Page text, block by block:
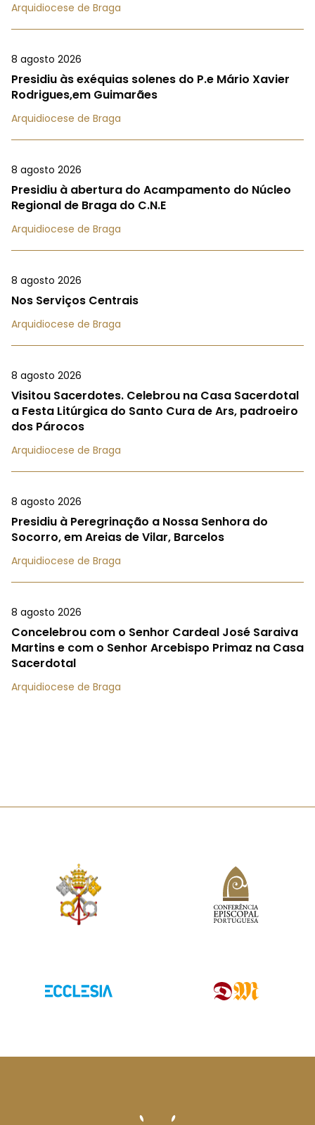
Arquidiocese de Braga
8 agosto 2026
Presidiu às exéquias solenes do P.e Mário Xavier
Rodrigues,em Guimarães
Arquidiocese de Braga
8 agosto 2026
Presidiu à abertura do Acampamento do Núcleo
Regional de Braga do C.N.E
Arquidiocese de Braga
8 agosto 2026
Nos Serviços Centrais
Arquidiocese de Braga
8 agosto 2026
Visitou Sacerdotes. Celebrou na Casa Sacerdotal
a Festa Litúrgica do Santo Cura de Ars, padroeiro
dos Párocos
Arquidiocese de Braga
8 agosto 2026
Presidiu à Peregrinação a Nossa Senhora do
Socorro, em Areias de Vilar, Barcelos
Arquidiocese de Braga
8 agosto 2026
Concelebrou com o Senhor Cardeal José Saraiva
Martins e com o Senhor Arcebispo Primaz na Casa
Sacerdotal
Arquidiocese de Braga